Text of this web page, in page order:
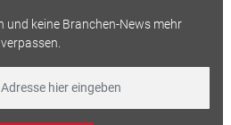
und keine Branchen-News mehr
verpassen.